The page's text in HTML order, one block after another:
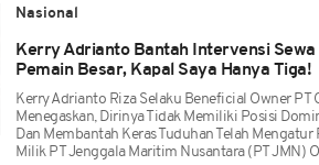
Nasional
Kerry Adrianto Bantah Intervensi Sewa
Pemain Besar, Kapal Saya Hanya Tiga!
Kerry Adrianto Riza Selaku Beneficial Owner PT
Menegaskan, Dirinya Tidak Memiliki Posisi
Dan Membantah Keras Tuduhan Telah Mengatur
Milik PT Jenggala Maritim Nusantara (PT JMN)